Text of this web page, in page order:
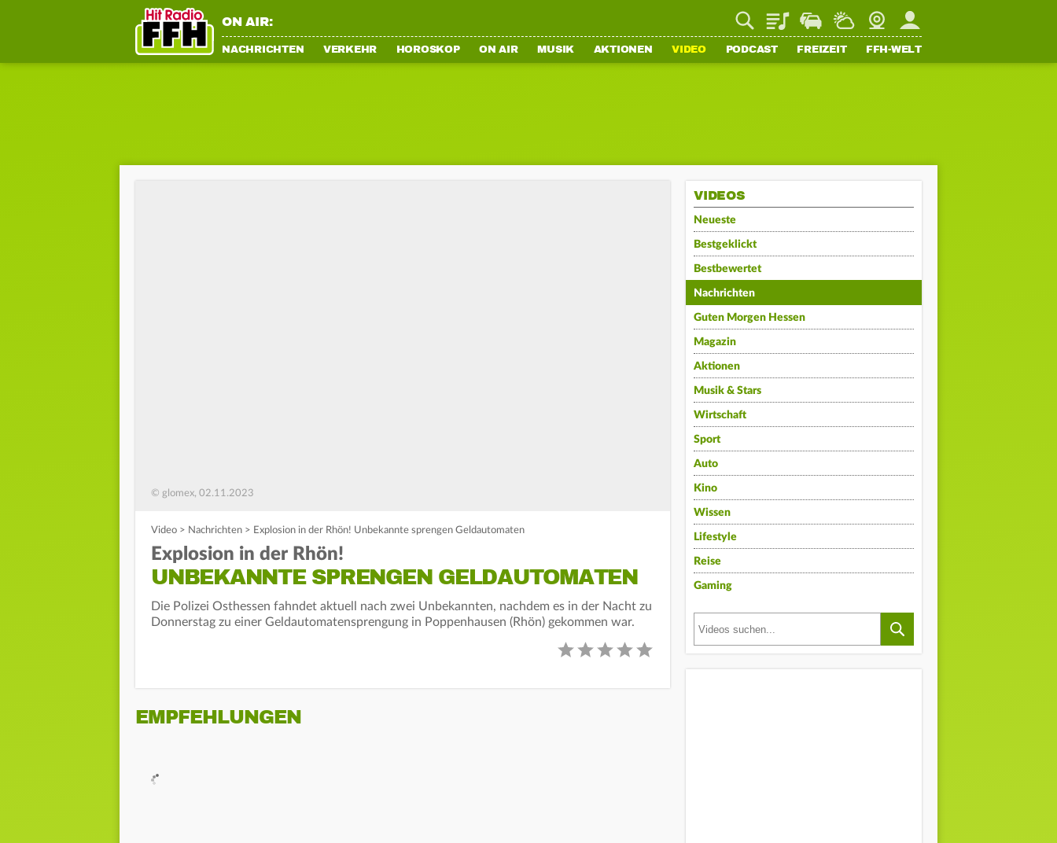
ON AIR: PlaylistStaupilotWetterWebcamMein FFH
NACHRICHTEN VERKEHR HOROSKOP ON AIR MUSIK AKTIONEN VIDEO PODCAST FREIZEIT FFH-WELT
© glomex, 02.11.2023
Video > Nachrichten > Explosion in der Rhön! Unbekannte sprengen Geldautomaten
Explosion in der Rhön!
UNBEKANNTE SPRENGEN GELDAUTOMATEN
Die Polizei Osthessen fahndet aktuell nach zwei Unbekannten, nachdem es in der Nacht zu
Donnerstag zu einer Geldautomatensprengung in Poppenhausen (Rhön) gekommen war.
EMPFEHLUNGEN
VIDEOS
Neueste
Bestgeklickt
Bestbewertet
Nachrichten
Guten Morgen Hessen
Magazin
Aktionen
Musik & Stars
Wirtschaft
Sport
Auto
Kino
Wissen
Lifestyle
Reise
Gaming